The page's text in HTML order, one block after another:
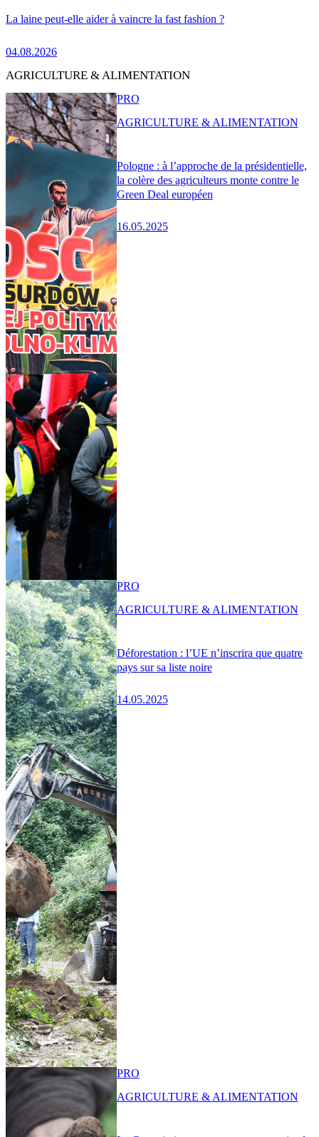
La laine peut-elle aider à vaincre la fast fashion ?
04.08.2026
AGRICULTURE & ALIMENTATION
Pologne : à l’approche de la présidentielle,
la colère des agriculteurs monte contre le
Green Deal européen
16.05.2025
PRO
AGRICULTURE & ALIMENTATION
Déforestation : l’UE n’inscrira que quatre
pays sur sa liste noire
14.05.2025
PRO
AGRICULTURE & ALIMENTATION
PRO
AGRICULTURE & ALIMENTATION